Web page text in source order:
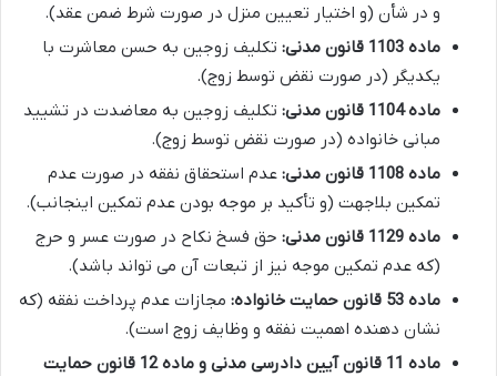
و در شأن (و اختیار تعیین منزل در صورت شرط ضمن عقد).
ماده 1103 قانون مدنی:
تکلیف زوجین به حسن معاشرت با
یکدیگر (در صورت نقض توسط زوج).
ماده 1104 قانون مدنی:
تکلیف زوجین به معاضدت در تشیید
مبانی خانواده (در صورت نقض توسط زوج).
ماده 1108 قانون مدنی:
عدم استحقاق نفقه در صورت عدم
تمکین بلاجهت (و تأکید بر موجه بودن عدم تمکین اینجانب).
ماده 1129 قانون مدنی:
حق فسخ نکاح در صورت عسر و حرج
(که عدم تمکین موجه نیز از تبعات آن می تواند باشد).
ماده 53 قانون حمایت خانواده:
مجازات عدم پرداخت نفقه (که
نشان دهنده اهمیت نفقه و وظایف زوج است).
ماده 11 قانون آیین دادرسی مدنی و ماده 12 قانون حمایت